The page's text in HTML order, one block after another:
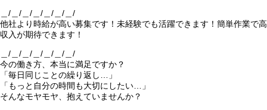
＿/＿/＿/＿/＿/＿/＿/
他社より時給が高い募集です！未経験でも活躍できます！簡単作業で高
収入が期待できます！
＿/＿/＿/＿/＿/＿/＿/
今の働き方、本当に満足ですか？
「毎日同じことの繰り返し…」
「もっと自分の時間も大切にしたい…」
そんなモヤモヤ、抱えていませんか？